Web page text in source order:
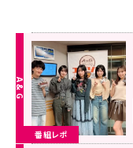
番組レポ